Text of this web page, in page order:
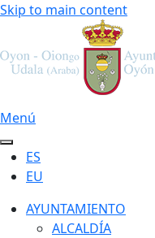
Skip to main content
Menú
ES
EU
AYUNTAMIENTO
ALCALDÍA